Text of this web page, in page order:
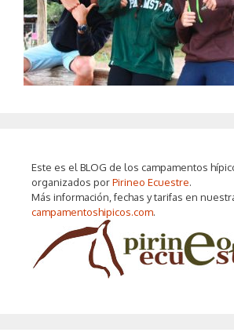
Este es el BLOG de los campamentos
organizados porPirineo Ecuestre.
Más información, fechas y tarifas en
campamentoshipicos.com.